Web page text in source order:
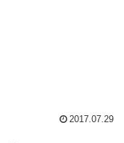
2017.07.29